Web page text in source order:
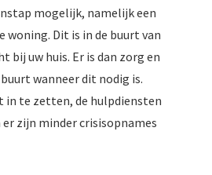
mogelijk, namelijk een
Dit is in de buurt van
bij uw huis. Er is dan zorg en
wanneer dit nodig is.
in te zetten, de hulpdiensten
zijn minder crisisopnames